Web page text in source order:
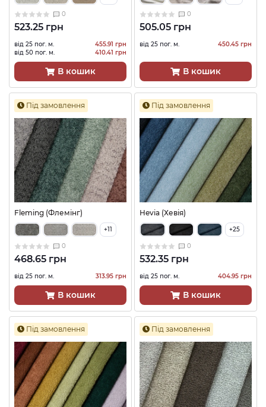
0
523.25 грн
від 25 пог. м.
455.91 грн
від 50 пог. м.
410.41 грн
В кошик
0
505.05 грн
від 25 пог. м. 450.45 грн
В кошик
Під замовлення
Fleming (Флемінг)
+11
0
468.65 грн
від 25 пог. м. 313.95 грн
В кошик
Під замовлення
Hevia (Хевія)
+25
0
532.35 грн
від 25 пог. м. 404.95 грн
В кошик
Під замовлення Під замовлення